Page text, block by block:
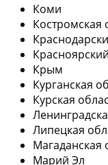
Коми
Костромская
Крым
Курганская
Курская
Липецкая
Магаданская
Марий Эл